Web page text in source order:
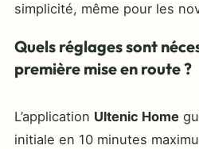
simplicité, même pour les
Quels réglages sont
première mise en route ?
L’application Ultenic Home
initiale en 10 minutes